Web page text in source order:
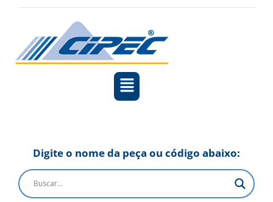
Digite o nome da peça ou código abaixo: